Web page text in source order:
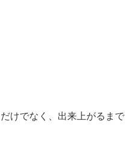
けでなく、出来上がるまで